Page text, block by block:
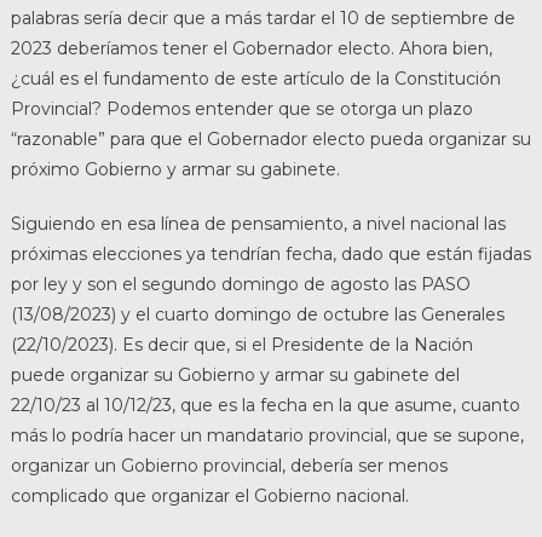
palabras sería decir que a más tardar el 10 de septiembre de
2023 deberíamos tener el Gobernador electo. Ahora bien,
¿cuál es el fundamento de este artículo de la Constitución
Provincial? Podemos entender que se otorga un plazo
“razonable” para que el Gobernador electo pueda organizar su
próximo Gobierno y armar su gabinete.
Siguiendo en esa línea de pensamiento, a nivel nacional las
próximas elecciones ya tendrían fecha, dado que están fijadas
por ley y son el segundo domingo de agosto las PASO
(13/08/2023) y el cuarto domingo de octubre las Generales
(22/10/2023). Es decir que, si el Presidente de la Nación
puede organizar su Gobierno y armar su gabinete del
22/10/23 al 10/12/23, que es la fecha en la que asume, cuanto
más lo podría hacer un mandatario provincial, que se supone,
organizar un Gobierno provincial, debería ser menos
complicado que organizar el Gobierno nacional.